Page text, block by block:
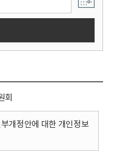
회
개정안에 대한 개인정보